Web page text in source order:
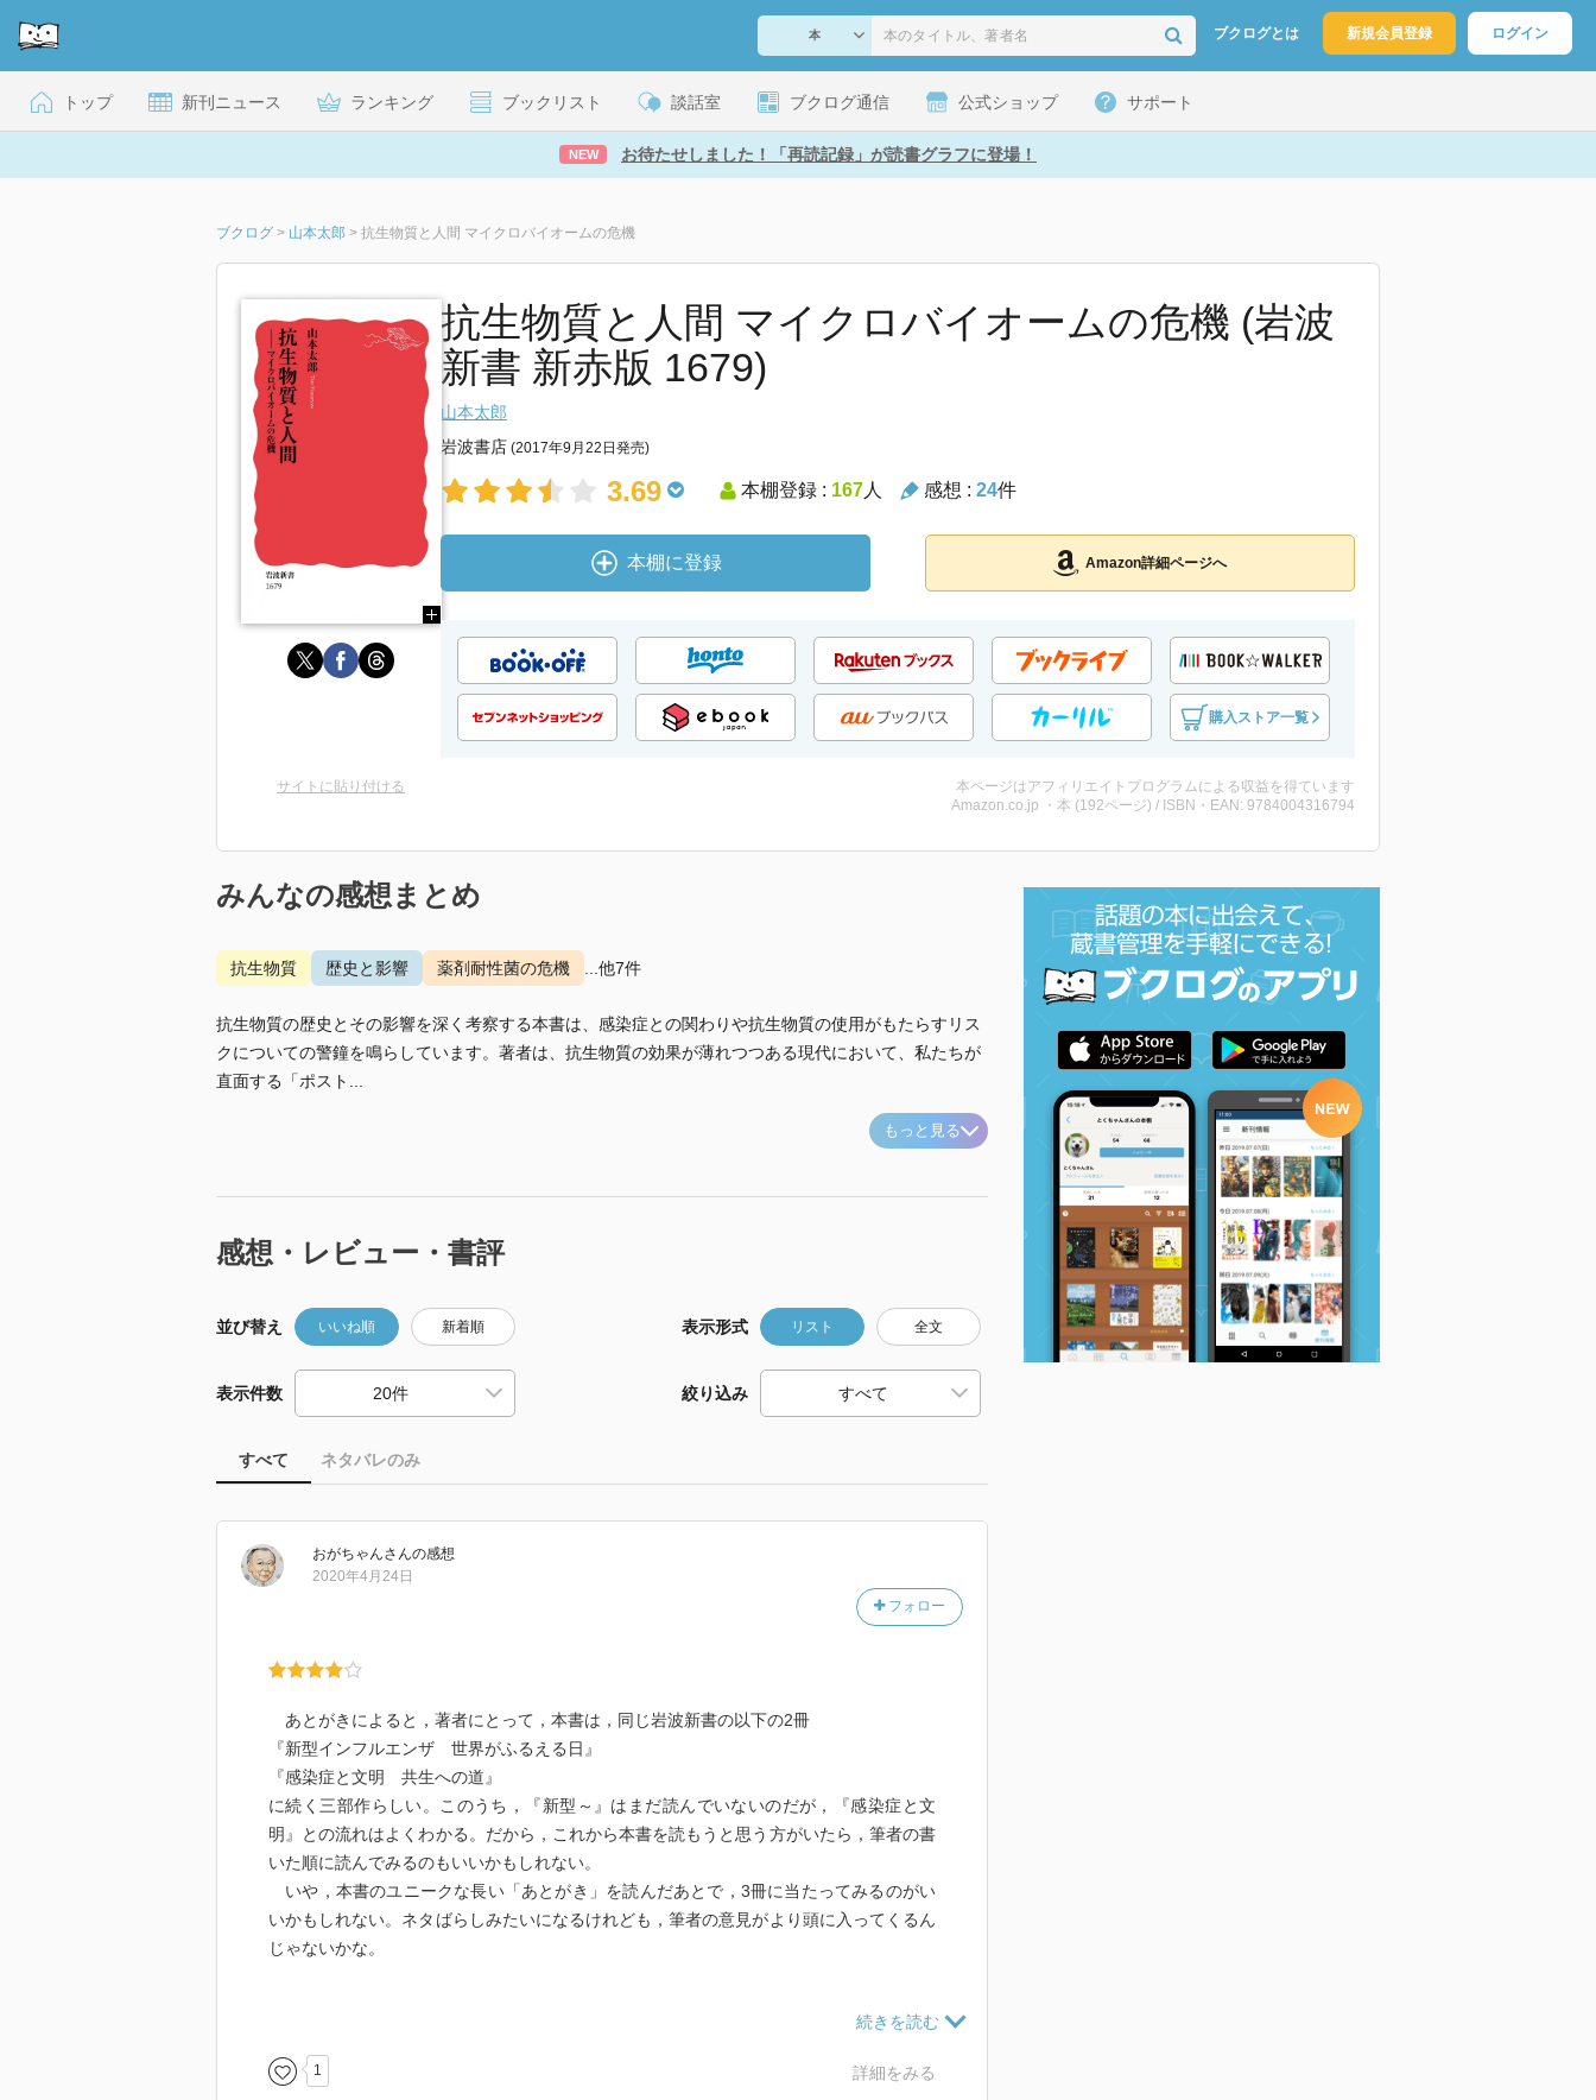
ブクログとは 新規会員登録 ログイン
トップ 新刊ニュース ランキング ブックリスト 談話室 ブクログ通信 公式ショップ サポート
NEW お待たせしました！「再読記録」が読書グラフに登場！
ブクログ > 山本太郎 > 抗生物質と人間 マイクロバイオームの危機
抗生物質と人間 マイクロバイオームの危機 (岩波
新書 新赤版 1679)
山本太郎
岩波書店 (2017年9月22日発売)
3.69 本棚登録 : 167人 感想 : 24件
本棚に登録 Amazon詳細ページへ
購入ストア一覧
サイトに貼り付ける
本ページはアフィリエイトプログラムによる収益を得ています
Amazon.co.jp ・本 (192ページ) / ISBN・EAN: 9784004316794
みんなの感想まとめ
抗生物質 歴史と影響 薬剤耐性菌の危機 ...他7件
抗生物質の歴史とその影響を深く考察する本書は、感染症との関わりや抗生物質の使用がもたらすリス
クについての警鐘を鳴らしています。著者は、抗生物質の効果が薄れつつある現代において、私たちが
直面する「ポスト...
もっと見る
感想・レビュー・書評
並び替え いいね順 新着順 表示形式 リスト 全文
表示件数 絞り込み
すべて ネタバレのみ
おがちゃんさんの感想
フォロー
2020年4月24日
あとがきによると，著者にとって，本書は，同じ岩波新書の以下の2冊
『新型インフルエンザ 世界がふるえる日』
『感染症と文明 共生への道』
に続く三部作らしい。このうち，『新型～』はまだ読んでいないのだが，『感染症と文
明』との流れはよくわかる。だから，これから本書を読もうと思う方がいたら，筆者の書
いた順に読んでみるのもいいかもしれない。
いや，本書のユニークな長い「あとがき」を読んだあとで，3冊に当たってみるのがい
いかもしれない。ネタばらしみたいになるけれども，筆者の意見がより頭に入ってくるん
じゃないかな。
どころか，ちょっとした病気でさえ抗生物質を使うことを繰り返しているうちに，返って
人体に悪影響を与えるのではないかと危惧する。実際に，今ではほとんど使われなくなっ
た抗生物質クロラムフェニコールの話題もあるが，それより怖いのは，抗生物質に対抗で
1 詳細をみる